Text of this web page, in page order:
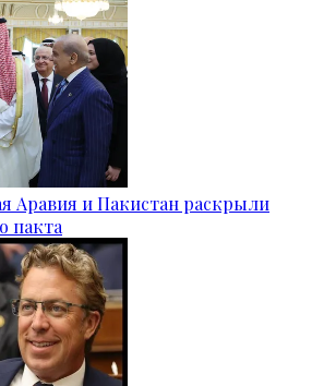
Аравия и Пакистан раскрыли
пакта